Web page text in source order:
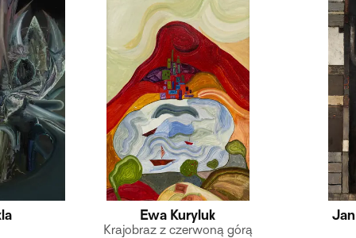
Ewa Kuryluk
Krajobraz z czerwoną górą